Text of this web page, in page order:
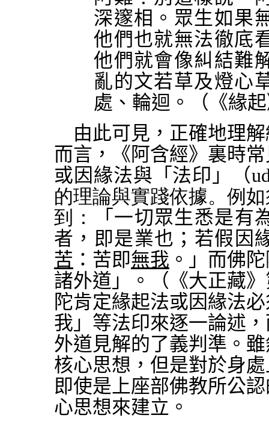
深邃相。眾生如果
他們也就無法徹底
他們就會像糾結難
亂的文若草及燈心
處、輪迴。（《緣
由此可見，正確地理
而言，《阿含經》裏時
或因緣法與「法印」（
的理論與實踐依據。例
到：
「一切眾生悉是有
者，即是業也；若假因
苦 ：苦即無我 。 」而佛
諸外道 」。（《大正藏
陀肯定緣起法或因緣法
我」等法印來逐一論述
外道見解的了義判準。
核心思想，但是對於身
即使是上座部佛教所公
心思想來建立。